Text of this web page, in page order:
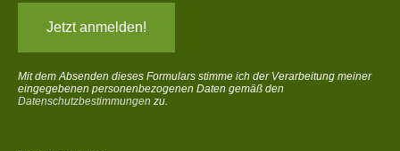
Mit dem Absenden dieses Formulars stimme ich der Verarbeitung meiner
eingegebenen personenbezogenen Daten gemäß den
Datenschutzbestimmungen zu.